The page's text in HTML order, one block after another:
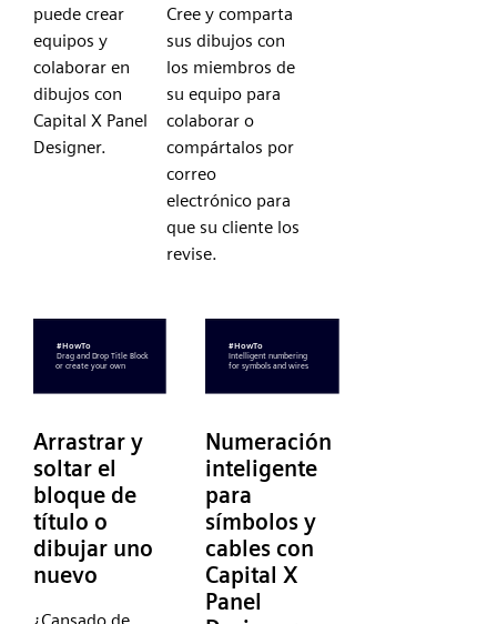
puede crear
equipos y
colaborar en
dibujos con
Capital X Panel
Designer.
Cree y comparta
sus dibujos con
los miembros de
su equipo para
colaborar o
compártalos por
correo
electrónico para
que su cliente los
revise.
Arrastrar y
soltar el
bloque de
título o
dibujar uno
nuevo
Numeración
inteligente
para
símbolos y
cables con
Capital X
Panel